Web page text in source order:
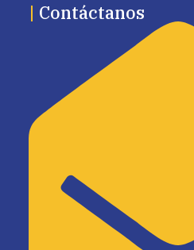
| Contáctanos